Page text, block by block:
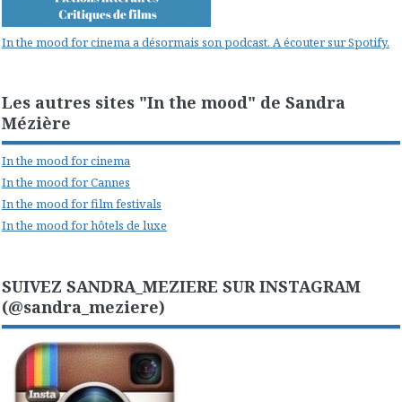
In the mood for cinema a désormais son podcast. A écouter sur Spotify.
Les autres sites "In the mood" de Sandra
Mézière
In the mood for cinema
In the mood for Cannes
In the mood for film festivals
In the mood for hôtels de luxe
SUIVEZ SANDRA_MEZIERE SUR INSTAGRAM
(@sandra_meziere)